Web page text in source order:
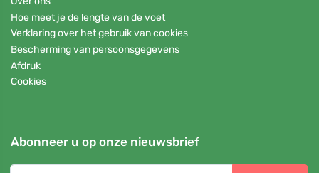
Hoe meet je de lengte van de voet
Verklaring over het gebruik van cookies
Bescherming van persoonsgegevens
Afdruk
Cookies
Abonneer u op onze nieuwsbrief